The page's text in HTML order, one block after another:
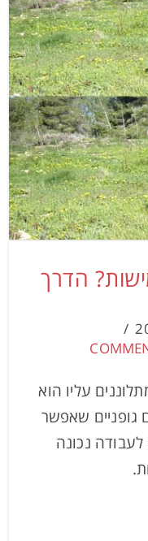
הדרך
עליו הוא
גופניים שאפשר
נכונה